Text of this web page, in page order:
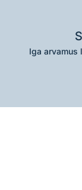
Iga arvamus